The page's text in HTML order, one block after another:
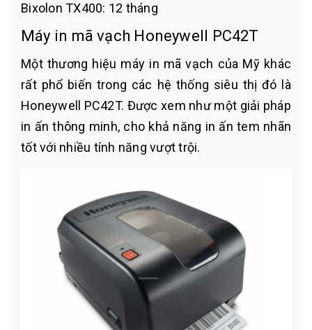
Bixolon TX400: 12 tháng
Máy in mã vạch Honeywell PC42T
Một thương hiệu máy in mã vạch của Mỹ khác
rất phổ biến trong các hệ thống siêu thị đó là
Honeywell PC42T. Được xem như một giải pháp
in ấn thông minh, cho khả năng in ấn tem nhãn
tốt với nhiều tính năng vượt trội.